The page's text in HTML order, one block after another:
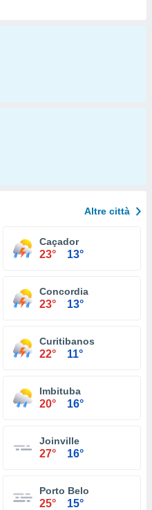
Altre città
Caçador
23° 13°
Concordia
23° 13°
Curitibanos
22° 11°
Imbituba
20° 16°
Joinville
27° 16°
Porto Belo
25° 15°